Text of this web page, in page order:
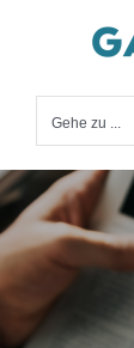
springen
Gehe zu ...